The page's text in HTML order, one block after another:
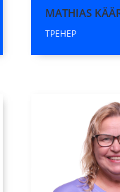
MATHIAS
ТРЕНЕР